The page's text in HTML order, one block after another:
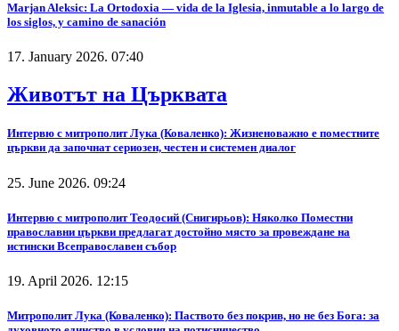
Marjan Aleksic: La Ortodoxia — vida de la Iglesia, inmutable a lo largo de
los siglos, y camino de sanación
17. January 2026. 07:40
Животът на Църквата
Интервю с митрополит Лука (Коваленко): Жизненоважно е поместните
църкви да започнат сериозен, честен и системен диалог
25. June 2026. 09:24
Интервю с митрополит Теодосий (Снигирьов): Няколко Поместни
православни църкви предлагат достойно място за провеждане на
истински Всеправославен събор
19. April 2026. 12:15
Митрополит Лука (Коваленко): Паството без покрив, но не без Бога: за